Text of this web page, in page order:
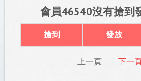
會員46540沒有搶到
搶到 發放
上一頁 下一